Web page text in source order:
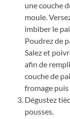
une couche
moule.
imbiber le
Poudrez de
Salez et
afin de
couche de
fromage
Dégustez
pousses.